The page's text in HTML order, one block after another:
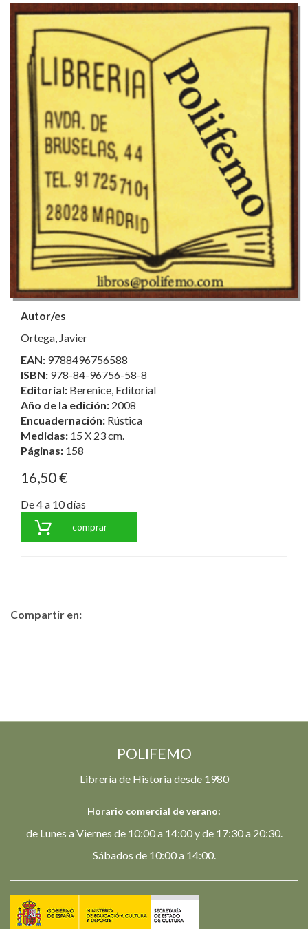
Autor/es
Ortega, Javier
EAN: 9788496756588
ISBN: 978-84-96756-58-8
Editorial: Berenice, Editorial
Año de la edición: 2008
Encuadernación: Rústica
Medidas: 15 X 23 cm.
Páginas: 158
16,50 €
De 4 a 10 días
comprar
Compartir en:
POLIFEMO
Librería de Historia desde 1980
Horario comercial de verano:
de Lunes a Viernes de 10:00 a 14:00 y de 17:30 a 20:30.
Sábados de 10:00 a 14:00.